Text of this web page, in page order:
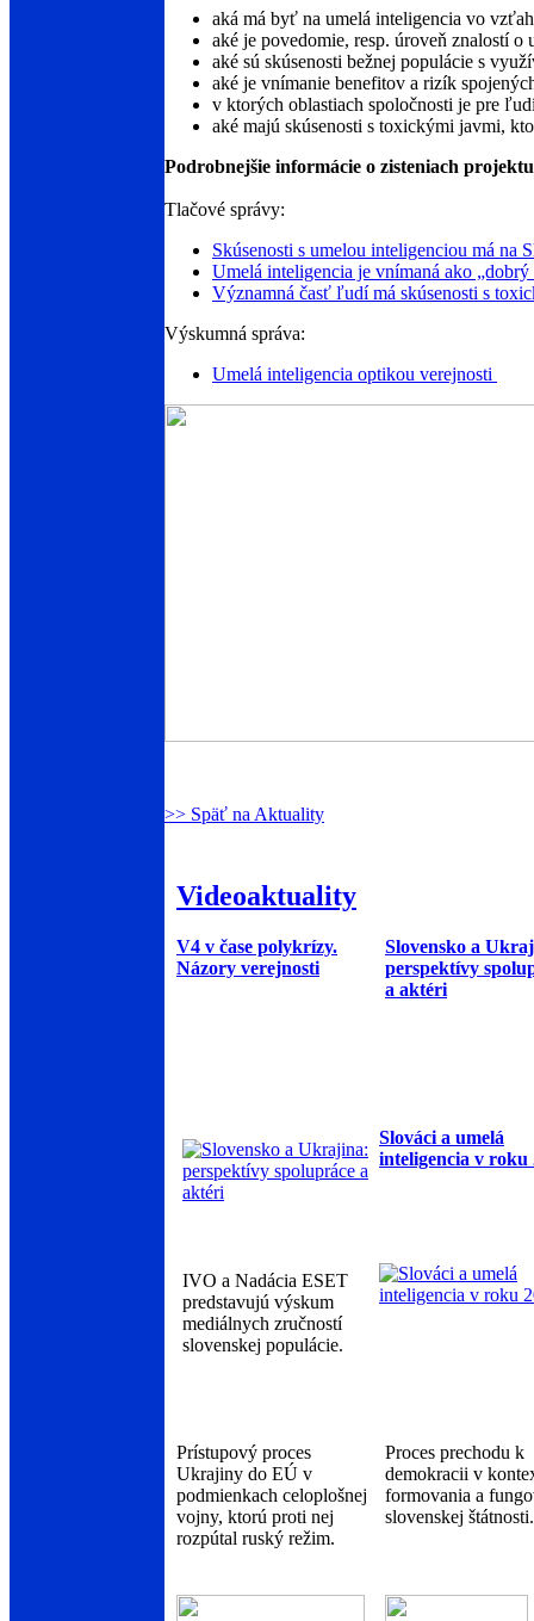
aká má byť na umelá inteligencia vo
aké je povedomie, resp. úroveň znalostí o
aké sú skúsenosti bežnej populácie s
aké je vnímanie benefitov a rizík
v ktorých oblastiach spoločnosti je pre
aké majú skúsenosti s toxickými javmi,
Podrobnejšie informácie o zisteniach
Tlačové správy:
Skúsenosti s umelou inteligenciou má na
Umelá inteligencia je vnímaná ako
Významná časť ľudí má skúsenosti s
Výskumná správa:
Umelá inteligencia optikou verejnosti
>> Späť na Aktuality
Videoaktuality
V4 v čase polykrízy.
Názory verejnosti
Slovensko a
perspektívy
a aktéri
Slováci a umelá
inteligencia v roku
IVO a Nadácia ESET
predstavujú výskum
mediálnych zručností
slovenskej populácie.
Prístupový proces
Ukrajiny do EÚ v
podmienkach celoplošnej
vojny, ktorú proti nej
rozpútal ruský režim.
Proces prechodu k
demokracii v
formovania a
slovenskej štátnosti.